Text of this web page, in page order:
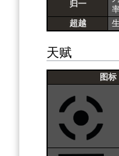
归一
超越
天赋
图标